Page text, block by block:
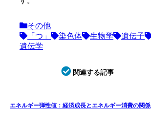
その他
「つ」
染色体 生物学
遺伝子
遺伝学
関連する記事
エネルギー弾性値：経済成長とエネルギー消費の関係